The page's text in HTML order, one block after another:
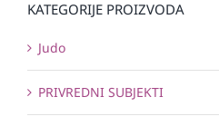
KATEGORIJE PROIZVODA
Judo
PRIVREDNI SUBJEKTI